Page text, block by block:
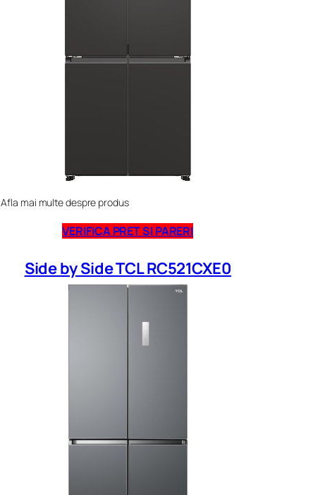
Afla mai multe despre produs
VERIFICA PRET SI PARERI
Side by Side TCL RC521CXE0